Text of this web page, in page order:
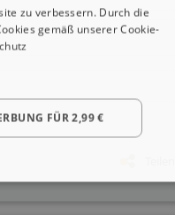
zu verbessern. Durch die
gemäß unserer Cookie-
FÜR 2,99 €